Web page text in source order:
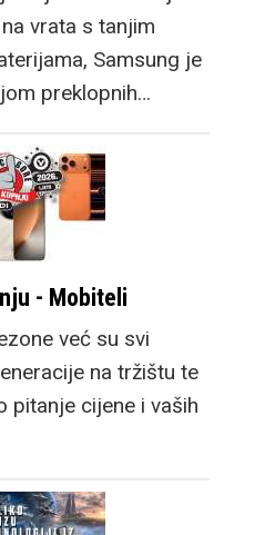
za godišnju
nadogradnju. Zatim
dosadašnji Fold model
postaje Fold Ultra,
također donoseći
nadogradnje, no
zadržavajući
dosadašnju
vrhunskim setom
kamera.
vrata s tanjim
Samsung je
preklopnih…
- Mobiteli
već su svi
na tržištu te
pitanje cijene i vaših